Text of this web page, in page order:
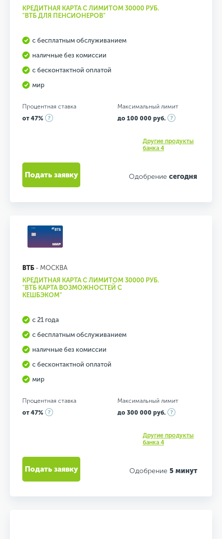
КРЕДИТНАЯ КАРТА С ЛИМИТОМ 30000 РУБ.
"ВТБ ДЛЯ ПЕНСИОНЕРОВ"
с бесплатным обслуживанием
наличные без комиссии
с бесконтактной оплатой
мир
Процентная ставка
от 47%
Максимальный лимит
до 100 000 руб.
Другие продукты
банка 4
Одобрение сегодня
Подать заявку
ВТБ - МОСКВА
КРЕДИТНАЯ КАРТА С ЛИМИТОМ 30000 РУБ.
"ВТБ КАРТА ВОЗМОЖНОСТЕЙ С
КЕШБЭКОМ"
с 21 года
с бесплатным обслуживанием
наличные без комиссии
с бесконтактной оплатой
мир
Процентная ставка
от 47%
Максимальный лимит
до 300 000 руб.
Другие продукты
банка 4
Одобрение 5 минут
Подать заявку